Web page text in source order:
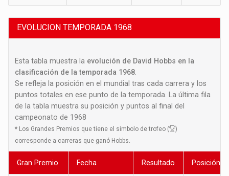
EVOLUCION TEMPORADA 1968
Esta tabla muestra la evolución de David Hobbs en la
clasificación de la temporada 1968
Se refleja la posición en el mundial tras cada carrera y los
puntos totales en ese punto de la temporada. La última fila
de la tabla muestra su posición y puntos al final del
campeonato de 1968
* Los Grandes Premios que tiene el simbolo de trofeo (
)
corresponde a carreras que ganó Hobbs.
Gran Premio Fecha Resultado Posición